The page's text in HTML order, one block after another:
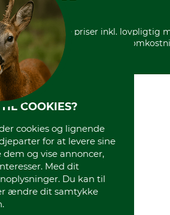
* Alle priser inkl. lovpligtig
COOKIES?
cookies og lignende
for at levere sine
og vise annoncer,
Med dit
Du kan til
ændre dit samtykke